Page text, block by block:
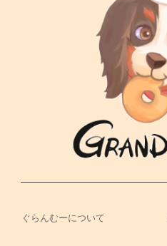
ぐらんむーについて